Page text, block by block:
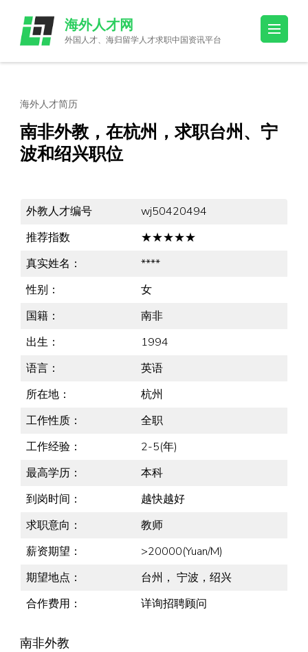
content
(Press
海外人才网
外国人才、海归留学人才求职中国资讯平台
海外人才简历
南非外教，在杭州，求职台州、宁
波和绍兴职位
外教人才编号
wj50420494
推荐指数
★★★★★
真实姓名：
****
性别：
女
国籍：
南非
出生：
1994
语言：
英语
所在地：
杭州
工作性质：
全职
工作经验：
2-5(年)
最高学历：
本科
到岗时间：
越快越好
求职意向：
教师
薪资期望：
>20000(Yuan/M)
期望地点：
台州， 宁波，绍兴
合作费用：
详询招聘顾问
南非外教